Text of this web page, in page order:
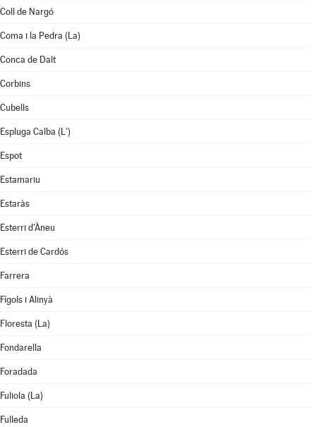
Coll de Nargó
Coma i la Pedra (La)
Conca de Dalt
Corbins
Cubells
Espluga Calba (L')
Espot
Estamariu
Estaràs
Esterri d'Àneu
Esterri de Cardós
Farrera
Fígols i Alinyà
Floresta (La)
Fondarella
Foradada
Fuliola (La)
Fulleda